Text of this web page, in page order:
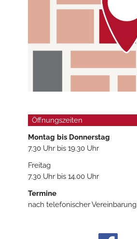
Öffnungszeiten
Montag bis Donnerstag
7.30 Uhr bis 19.30 Uhr
Freitag
7.30 Uhr bis 14.00 Uhr
Termine
nach telefonischer Vereinbarung